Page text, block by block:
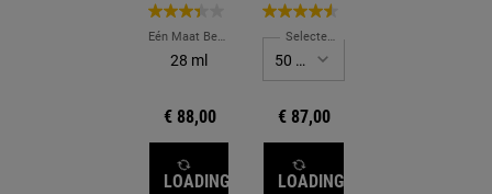
Serum -
Nachtserum
ondersteunt de
vernieuwing
van de
opperhuid met
opgenomen om
rimpels en
diepe rimpels
zichtbaar te
Eén Maat Beschikbaar
28 ml
€ 88,00
LOADING
- Anti-
Rimpel
Serum
met Retinol
dat rimpels
zichtbaar
vermindert, de
huid verstevigt
huidtextuur
zichtbare
vernieuwing
Selecteer een maat
€ 87,00
LOADING